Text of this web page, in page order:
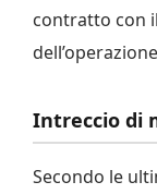
contratto con il
Intreccio di
Secondo le